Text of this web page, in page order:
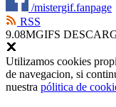
/mistergif.fanpage
RSS
9.08MGIFS
Utilizamos cookies
de navegacion, si
nuestra pólitica de